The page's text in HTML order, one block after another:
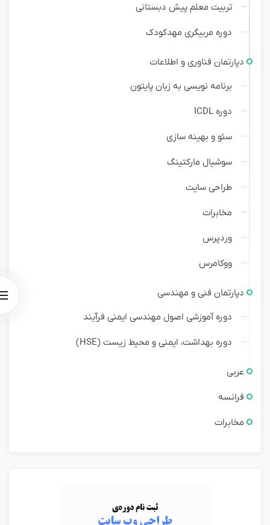
تربیت معلم پیش دبستانی
دوره مربیگری مهدکودک
دپارتمان فناوری و اطلاعات
برنامه نویسی به زبان پایتون
دوره ICDL
سئو و بهینه سازی
سوشیال مارکتینگ
طراحی سایت
مخابرات
وردپرس
ووکامرس
دپارتمان فنی و مهندسی
دوره آموزشی اصول مهندسی ایمنی فرآیند
دوره بهداشت، ایمنی و محیط زیست (HSE)
عربی
فرانسه
مخابرات